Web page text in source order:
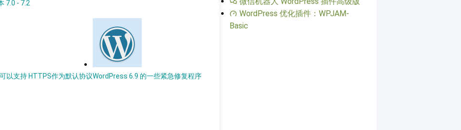
7.0 - 7.2
以支持 HTTPS作为默认协议WordPress 6.9 的一些紧急修复程序
WordPress 优化插件：WPJAM-
Basic